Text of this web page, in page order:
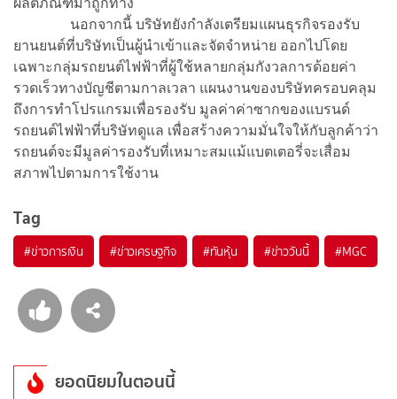
นอกจากนี้ บริษัทยังกำลังเตรียมแผนธุรกิจรองรับ
ยานยนต์ที่บริษัทเป็นผู้นำเข้าและจัดจำหน่าย ออกไปโดย
เฉพาะกลุ่มรถยนต์ไฟฟ้าที่ผู้ใช้หลายกลุ่มกังวลการด้อยค่า
รวดเร็วทางบัญชีตามกาลเวลา แผนงานของบริษัทครอบคลุม
ถึงการทำโปรแกรมเพื่อรองรับ มูลค่าค่าซากของแบรนด์
รถยนต์ไฟฟ้าที่บริษัทดูแล เพื่อสร้างความมั่นใจให้กับลูกค้าว่า
รถยนต์จะมีมูลค่ารองรับที่เหมาะสมแม้แบตเตอรี่จะเสื่อม
สภาพไปตามการใช้งาน
Tag
#ข่าวการเงิน #ข่าวเศรษฐกิจ #ทันหุ้น #ข่าววันนี้ #MGC
ยอดนิยมในตอนนี้